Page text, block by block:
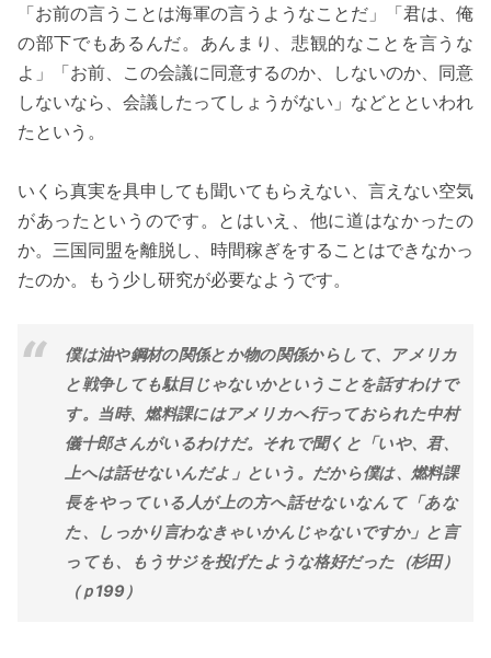
「お前の言うことは海軍の言うようなことだ」「君は、俺
の部下でもあるんだ。あんまり、悲観的なことを言うな
よ」「お前、この会議に同意するのか、しないのか、同意
しないなら、会議したってしょうがない」などとといわれ
たという。
いくら真実を具申しても聞いてもらえない、言えない空気
があったというのです。とはいえ、他に道はなかったの
か。三国同盟を離脱し、時間稼ぎをすることはできなかっ
たのか。もう少し研究が必要なようです。
僕は油や鋼材の関係とか物の関係からして、アメリカ
と戦争しても駄目じゃないかということを話すわけで
す。当時、燃料課にはアメリカへ行っておられた中村
儀十郎さんがいるわけだ。それで聞くと「いや、君、
上へは話せないんだよ」という。だから僕は、燃料課
長をやっている人が上の方へ話せないなんて「あな
た、しっかり言わなきゃいかんじゃないですか」と言
っても、もうサジを投げたような格好だった（杉田）
（ｐ199）